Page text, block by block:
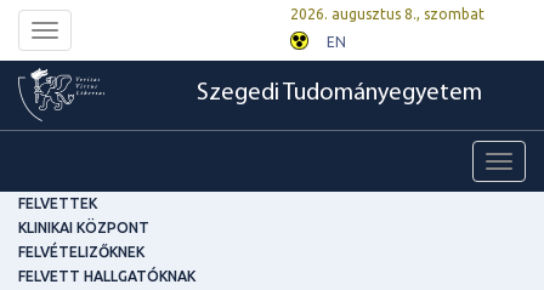
Toggle
navigation
2026. augusztus 8., szombat
EN
Szegedi Tudományegyetem
FELVETTEK
KLINIKAI KÖZPONT
FELVÉTELIZŐKNEK
FELVETT HALLGATÓKNAK